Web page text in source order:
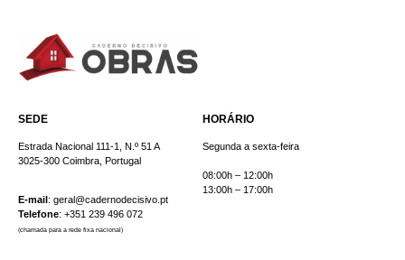
SEDE
Estrada Nacional 111-1, N.º 51 A
3025-300 Coimbra, Portugal
E-mail: geral@cadernodecisivo.pt
Telefone: +351 239 496 072
(chamada para a rede fixa nacional)
HORÁRIO
Segunda a sexta-feira
08:00h – 12:00h
13:00h – 17:00h